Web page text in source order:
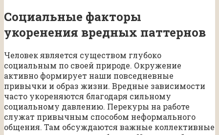
Социальные факторы
укоренения вредных паттернов
Человек является существом глубоко
социальным по своей природе. Окружение
активно формирует наши повседневные
привычки и образ жизни. Вредные зависимости
часто укореняются благодаря сильному
социальному давлению. Перекуры на работе
служат привычным способом неформального
общения. Там обсуждаются важные коллективные